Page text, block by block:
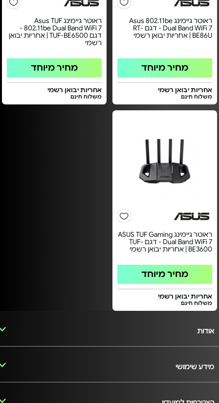
ראוטר גיימינג Asus 802.11be
Dual Band WiFi 7 - דגם RT-
BE86U | אחריות יבואן רשמי
מחיר מיוחד
אחריות יבואן רשמי
משלוח חינם
ראוטר גיימינג Asus TUF
802.11be Dual Band WiFi 7 -
דגם TUF-BE6500 | אחריות יבואן
רשמי
מחיר מיוחד
אחריות יבואן רשמי
משלוח חינם
ראוטר גיימינג ASUS TUF Gaming
Dual Band WiFi 7 - דגם TUF-
BE3600 | אחריות יבואן רשמי
מחיר מיוחד
אחריות יבואן רשמי
משלוח חינם
אודות
מידע שימושי